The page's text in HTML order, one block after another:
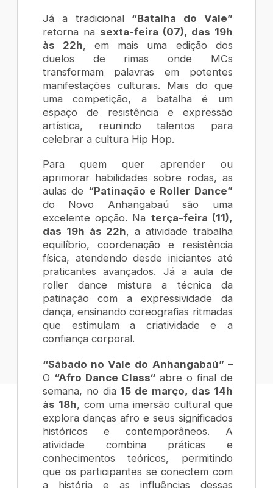
Já a tradicional “Batalha do Vale”
retorna na sexta-feira (07), das 19h
às 22h, em mais uma edição dos
duelos de rimas onde MCs
transformam palavras em potentes
manifestações culturais. Mais do que
uma competição, a batalha é um
espaço de resistência e expressão
artística, reunindo talentos para
celebrar a cultura Hip Hop.
Para quem quer aprender ou
aprimorar habilidades sobre rodas, as
aulas de “Patinação e Roller Dance”
do Novo Anhangabaú são uma
excelente opção. Na terça-feira (11),
das 19h às 22h, a atividade trabalha
equilíbrio, coordenação e resistência
física, atendendo desde iniciantes até
praticantes avançados. Já a aula de
roller dance mistura a técnica da
patinação com a expressividade da
dança, ensinando coreografias ritmadas
que estimulam a criatividade e a
confiança corporal.
“Sábado no Vale do Anhangabaú” –
O “Afro Dance Class“ abre o final de
semana, no dia 15 de março, das 14h
às 18h, com uma imersão cultural que
explora danças afro e seus significados
históricos e contemporâneos. A
atividade combina práticas e
conhecimentos teóricos, permitindo
que os participantes se conectem com
a história e as influências dessas